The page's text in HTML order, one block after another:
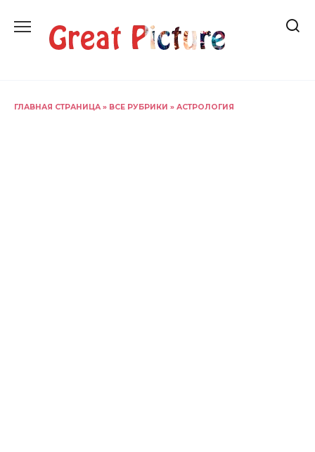
содержанию
ГЛАВНАЯ СТРАНИЦА » ВСЕ РУБРИКИ » АСТРОЛОГИЯ